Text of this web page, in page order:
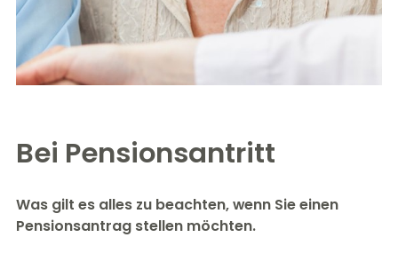
Bei Pensionsantritt
Was gilt es alles zu beachten, wenn Sie einen
Pensionsantrag stellen möchten.